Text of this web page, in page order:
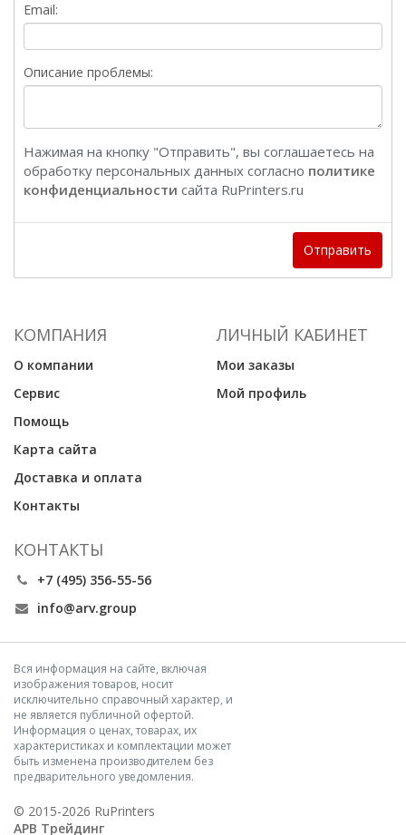
Email:
Описание проблемы:
Нажимая на кнопку "Отправить", вы соглашаетесь на
обработку персональных данных согласно политике
конфиденциальности сайта RuPrinters.ru
Отправить
КОМПАНИЯ
О компании
Сервис
Помощь
Карта сайта
Доставка и оплата
Контакты
ЛИЧНЫЙ КАБИНЕТ
Мои заказы
Мой профиль
КОНТАКТЫ
+7 (495) 356-55-56
info@arv.group
Вся информация на сайте, включая
изображения товаров, носит
исключительно справочный характер, и
не является публичной офертой.
Информация о ценах, товарах, их
характеристиках и комплектации может
быть изменена производителем без
предварительного уведомления.
© 2015-2026 RuPrinters
АРВ Трейдинг